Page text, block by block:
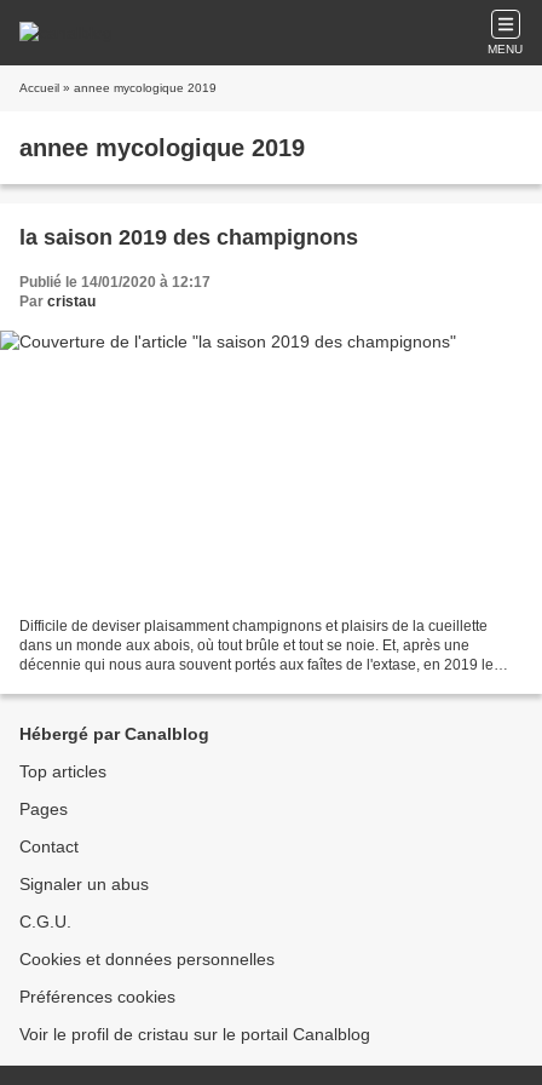
MENU
Accueil » annee mycologique 2019
annee mycologique 2019
la saison 2019 des champignons
Publié le 14/01/2020 à 12:17
Par cristau
Difficile de deviser plaisamment champignons et plaisirs de la cueillette
dans un monde aux abois, où tout brûle et tout se noie. Et, après une
décennie qui nous aura souvent portés aux faîtes de l'extase, en 2019 le
Hébergé par Canalblog
Top articles
Pages
Contact
Signaler un abus
C.G.U.
Cookies et données personnelles
Préférences cookies
Voir le profil de cristau sur le portail Canalblog